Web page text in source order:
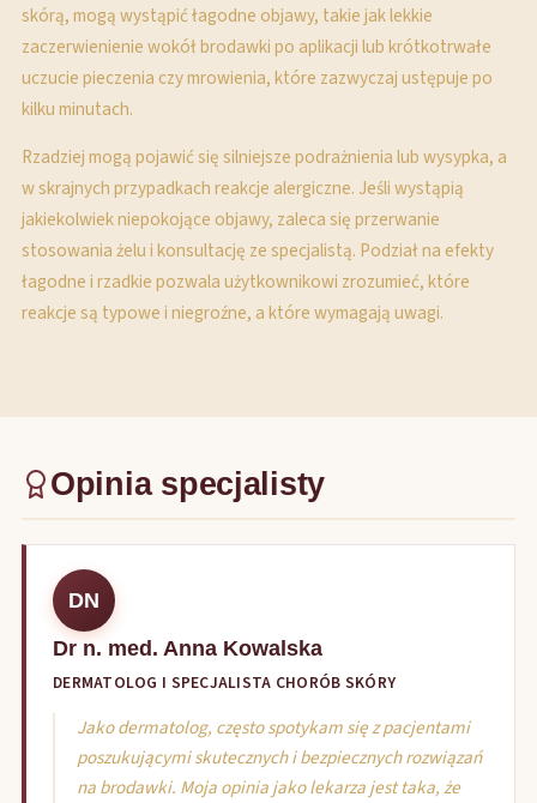
skórą, mogą wystąpić łagodne objawy, takie jak lekkie
zaczerwienienie wokół brodawki po aplikacji lub krótkotrwałe
uczucie pieczenia czy mrowienia, które zazwyczaj ustępuje po
kilku minutach.
Rzadziej mogą pojawić się silniejsze podrażnienia lub wysypka, a
w skrajnych przypadkach reakcje alergiczne. Jeśli wystąpią
jakiekolwiek niepokojące objawy, zaleca się przerwanie
stosowania żelu i konsultację ze specjalistą. Podział na efekty
łagodne i rzadkie pozwala użytkownikowi zrozumieć, które
reakcje są typowe i niegroźne, a które wymagają uwagi.
Opinia specjalisty
DN
Dr n. med. Anna Kowalska
DERMATOLOG I SPECJALISTA CHORÓB SKÓRY
Jako dermatolog, często spotykam się z pacjentami
poszukującymi skutecznych i bezpiecznych rozwiązań
na brodawki. Moja opinia jako lekarza jest taka, że